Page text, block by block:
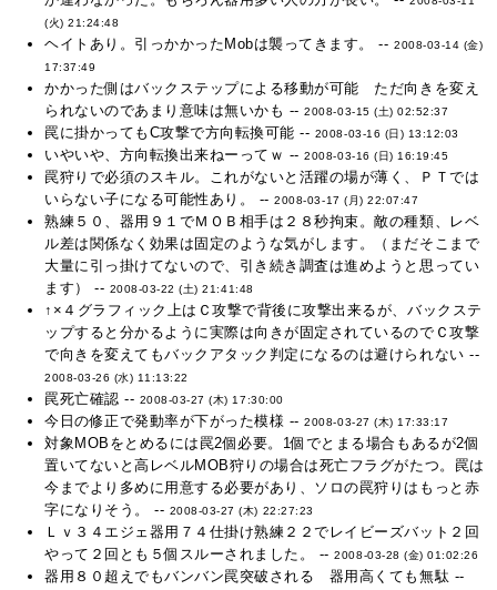
(火) 21:24:48
ヘイトあり。引っかかったMobは襲ってきます。 --2008-03-14 (金)
17:37:49
かかった側はバックステップによる移動が可能 ただ向きを変え
られないのであまり意味は無いかも --2008-03-15 (土) 02:52:37
罠に掛かってもC攻撃で方向転換可能 -- 2008-03-16 (日) 13:12:03
いやいや、方向転換出来ねーってｗ --2008-03-16 (日) 16:19:45
罠狩りで必須のスキル。これがないと活躍の場が薄く、ＰＴでは
いらない子になる可能性あり。 --2008-03-17 (月) 22:07:47
熟練５０、器用９１でＭＯＢ相手は２８秒拘束。敵の種類、レベ
ル差は関係なく効果は固定のような気がします。（まだそこまで
大量に引っ掛けてないので、引き続き調査は進めようと思ってい
ます） -- 2008-03-22 (土) 21:41:48
↑×４グラフィック上はＣ攻撃で背後に攻撃出来るが、バックステ
ップすると分かるように実際は向きが固定されているのでＣ攻撃
で向きを変えてもバックアタック判定になるのは避けられない --
2008-03-26 (水) 11:13:22
罠死亡確認 -- 2008-03-27 (木) 17:30:00
今日の修正で発動率が下がった模様 --2008-03-27 (木) 17:33:17
対象MOBをとめるには罠2個必要。1個でとまる場合もあるが2個
置いてないと高レベルMOB狩りの場合は死亡フラグがたつ。罠は
今までより多めに用意する必要があり、ソロの罠狩りはもっと赤
字になりそう。 -- 2008-03-27 (木) 22:27:23
Ｌｖ３４エジェ器用７４仕掛け熟練２２でレイビーズバット２回
やって２回とも５個スルーされました。 --2008-03-28 (金) 01:02:26
器用８０超えでもバンバン罠突破される 器用高くても無駄 --